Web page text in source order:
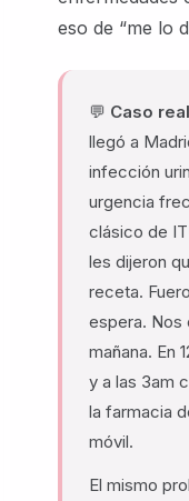
eso de “me lo
💬 Caso
llegó a
infección
urgencia
clásico de
les dijeron
receta.
espera. Nos
mañana. En
y a las 3am
la farmacia
móvil.
El mismo